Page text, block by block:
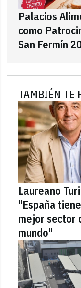
Palacios
como
San Fermín
TAMBIÉN TE
Laureano
"España
mejor sector
mundo"